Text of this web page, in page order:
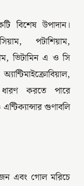
বিশেষ উপাদান।
পটাশিয়াম,
ভিটামিন এ ও সি
ধারণ করতে পারে
গুণাবলি
এবং গোল মরিচে